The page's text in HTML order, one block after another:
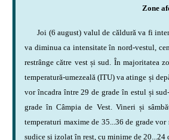
Zone
Joi (6 august) valul de căldură va fi
va diminua ca intensitate în nord-vestul,
restrânge către vest și sud. În majoritatea
temperatură-umezeală (ITU) va atinge și
vor încadra între 29 de grade în estul și
grade în Câmpia de Vest. Vineri și
temperaturi maxime de 35...36 de grade
sudice și izolat în rest, cu minime de 20...24